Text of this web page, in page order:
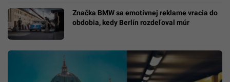
Značka BMW sa emotívnej reklame vracia do
obdobia, kedy Berlín rozdeľoval múr